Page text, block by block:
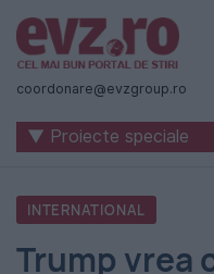
Știri
naționale
internaționale
România
coordonare@evzgroup.ro
▼ Proiecte speciale
INTERNATIONAL
Trump vrea